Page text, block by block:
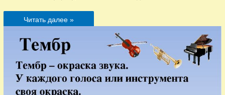
Монгольский
конский
Читать далее »